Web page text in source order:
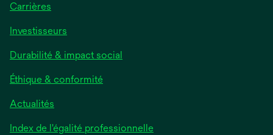
Carrières
Investisseurs
Durabilité & impact social
Éthique & conformité
Actualités
Index de l'égalité professionnelles’ouvre